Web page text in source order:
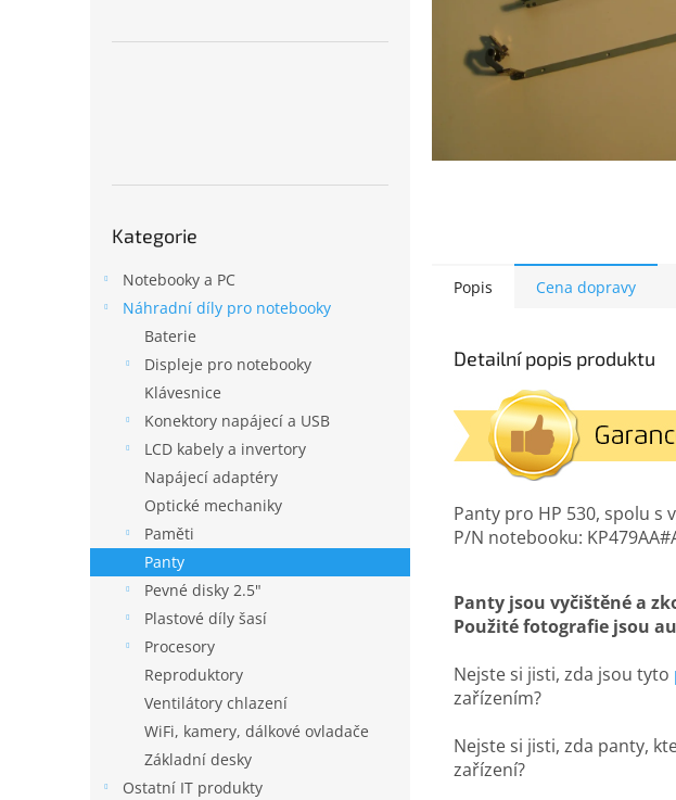
kategorie
Kategorie
Notebooky a PC
Náhradní díly pro notebooky
Baterie
Displeje pro notebooky
Klávesnice
Konektory napájecí a USB
LCD kabely a invertory
Napájecí adaptéry
Optické mechaniky
Paměti
Panty
Pevné disky 2.5"
Plastové díly šasí
Procesory
Reproduktory
Ventilátory chlazení
WiFi, kamery, dálkové ovladače
Základní desky
Ostatní IT produkty
Popis Cena dopravy
Detailní popis produktu
Panty pro HP 530, spolu s
P/N notebooku:
Panty jsou vyčištěné a
Použité fotografie jsou
Nejste si jisti, zda jsou tyto
zařízením?
Nejste si jisti, zda panty,
zařízení?